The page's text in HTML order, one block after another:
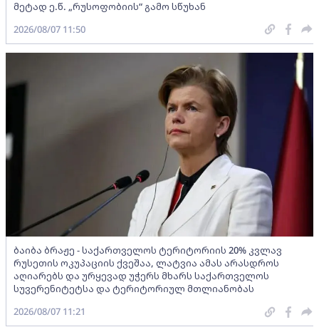
მეტად ე.წ. „რუსოფობიის“ გამო სწუხან
2026/08/07 11:50
ბაიბა ბრაჟე - საქართველოს ტერიტორიის 20% კვლავ
რუსეთის ოკუპაციის ქვეშაა, ლატვია ამას არასდროს
აღიარებს და ურყევად უჭერს მხარს საქართველოს
სუვერენიტეტსა და ტერიტორიულ მთლიანობას
2026/08/07 11:21